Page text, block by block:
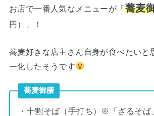
お店で一番人気なメニューが「蕎麦
円）」！
蕎麦好きな店主さん自身が食べたいと
ー化したそうです
蕎麦御膳
・十割そば（手打ち）※「ざるそば